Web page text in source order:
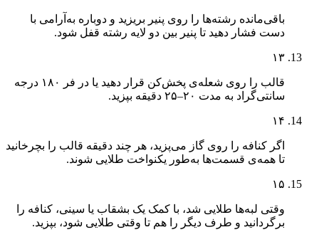
باقی‌مانده رشته‌ها را روی پنیر بریزید و دوباره به‌آرامی با
دست فشار دهید تا پنیر بین دو لایه رشته قفل شود.
قالب را روی شعله‌ی پخش‌کن قرار دهید یا در فر ۱۸۰ درجه
سانتی‌گراد به مدت ۲۰–۲۵ دقیقه بپزید.
اگر کنافه را روی گاز می‌پزید، هر چند دقیقه قالب را بچرخانید
تا همه‌ی قسمت‌ها به‌طور یکنواخت طلایی شوند.
وقتی لبه‌ها طلایی شد، با کمک یک بشقاب یا سینی، کنافه را
برگردانید و طرف دیگر را هم تا وقتی طلایی شود، بپزید.